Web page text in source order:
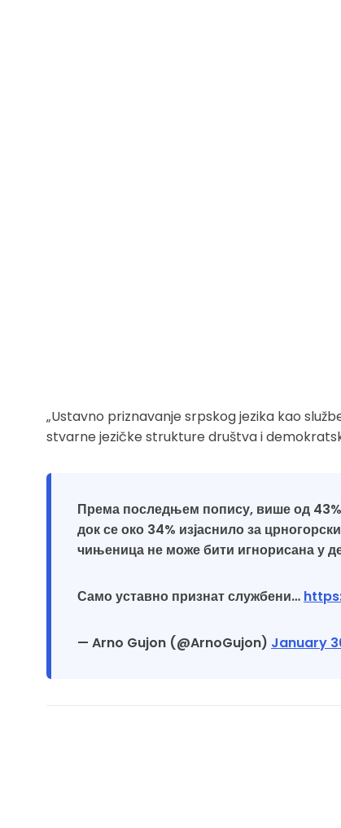
„Ustavno priznavanje srpskog jezika kao
stvarne jezičke strukture društva i
Према последњем попису, више од 43%
док се око 34% изјаснило за
чињеница не може бити игнорисана у
Само уставно признат службени…
— Arno Gujon (@ArnoGujon) January